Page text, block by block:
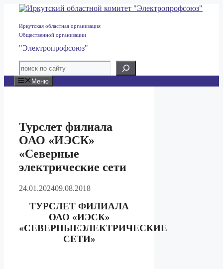
Перейти
содержимому
Иркутская областная организация
Общественной организации
"Электропрофсоюз"
Меню
Турслет филиала
ОАО «ИЭСК»
«Северные
электрические сети
24.01.202409.08.2018
ТУРСЛЕТ ФИЛИАЛА
ОАО «ИЭСК»
«СЕВЕРНЫЕЭЛЕКТРИЧЕСКИЕ
СЕТИ»